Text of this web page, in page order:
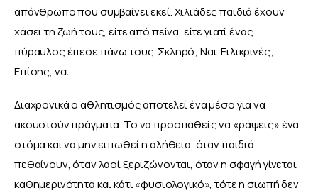
απάνθρωπο που συμβαίνει εκεί. Χιλιάδες παιδιά έχουν
χάσει τη ζωή τους, είτε από πείνα, είτε γιατί ένας
πύραυλος έπεσε πάνω τους. Σκληρό; Ναι. Ειλικρινές;
Επίσης, ναι.
Διαχρονικά ο αθλητισμός αποτελεί ένα μέσο για να
ακουστούν πράγματα. Το να προσπαθείς να «ράψεις» ένα
στόμα και να μην ειπωθεί η αλήθεια, όταν παιδιά
πεθαίνουν, όταν λαοί ξεριζώνονται, όταν η σφαγή γίνεται
καθημερινότητα και κάτι «φυσιολογικό», τότε η σιωπή δεν